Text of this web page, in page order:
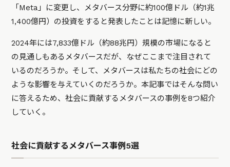
「Meta」に変更し、メタバース分野に約100億ドル（約1兆
1,400億円）の投資をすると発表したことは記憶に新しい。
2024年には7,833億ドル（約88兆円）規模の市場になると
の見通しもあるメタバースだが、なぜここまで注目されて
いるのだろうか。そして、メタバースは私たちの社会にどの
ような影響を与えていくのだろうか。本記事ではそんな問い
に答えるため、社会に貢献するメタバースの事例を8つ紹介
していく。
社会に貢献するメタバース事例5選